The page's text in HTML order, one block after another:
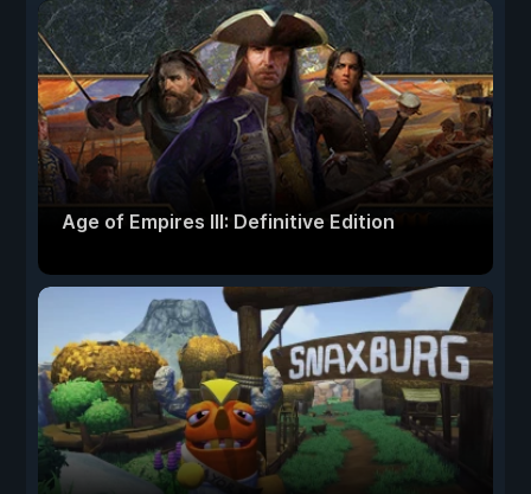
Age of Empires III: Definitive Edition